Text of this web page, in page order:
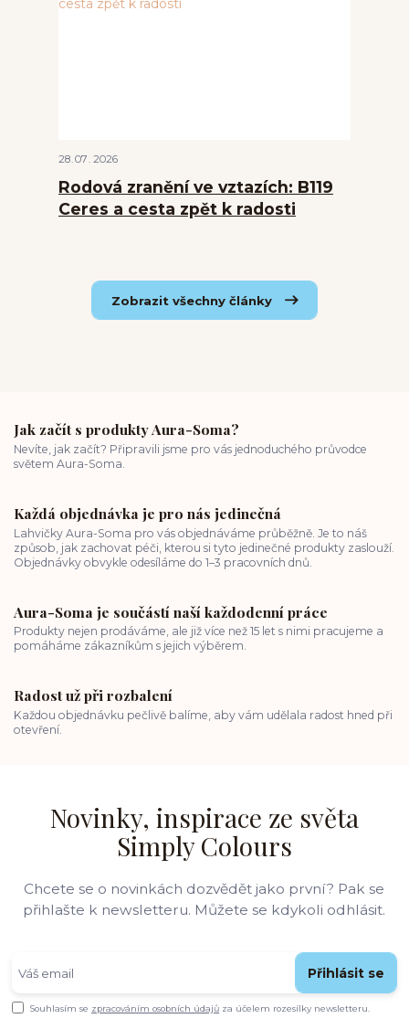
28 07 2026
Rodová zranění ve vztazích: B119
Ceres a cesta zpět k radosti
Zobrazit všechny články
Jak začít s produkty Aura-Soma?
Nevíte, jak začít? Připravili jsme pro vás jednoduchého průvodce
světem Aura-Soma.
Každá objednávka je pro nás jedinečná
Lahvičky Aura-Soma pro vás objednáváme průběžně. Je to náš
způsob, jak zachovat péči, kterou si tyto jedinečné produkty zaslouží.
Objednávky obvykle odesíláme do 1–3 pracovních dnů.
Aura-Soma je součástí naší každodenní práce
Produkty nejen prodáváme, ale již více než 15 let s nimi pracujeme a
pomáháme zákazníkům s jejich výběrem.
Radost už při rozbalení
Každou objednávku pečlivě balíme, aby vám udělala radost hned při
otevření.
Novinky, inspirace ze světa
Simply Colours
Chcete se o novinkách dozvědět jako první? Pak se
přihlašte k newsletteru. Můžete se kdykoli odhlásit.
Přihlásit se
Souhlasím se zpracováním osobních údajů za účelem rozesílky newsletteru.